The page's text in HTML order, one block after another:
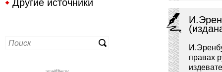
Другие источники
правах